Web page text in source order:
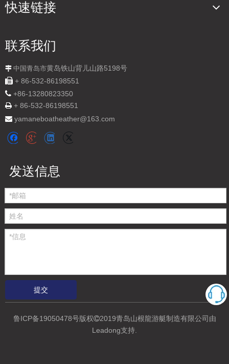
快速链接
联系我们
 中国青岛市黄岛铁山背儿山路5198号
 + 86-532-86198551
 +86-13280823350
 + 86-532-86198551
 yamaneboatheather@163.com
发送信息
提交
鲁ICP备19050478号版权2019青岛山根龍游艇制造有限公司 由
Leadong支持.